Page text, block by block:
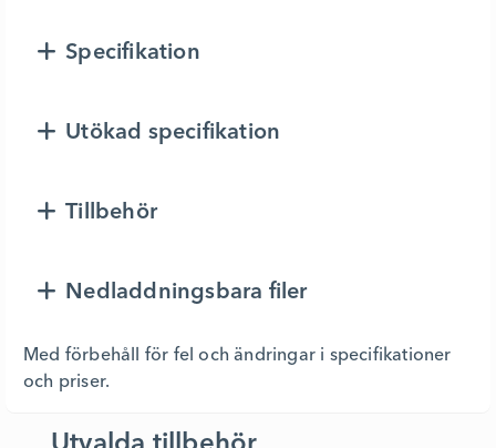
Specifikation
Utökad specifikation
Tillbehör
Nedladdningsbara filer
Med förbehåll för fel och ändringar i specifikationer
och priser.